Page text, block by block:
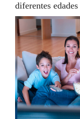
diferentes edades